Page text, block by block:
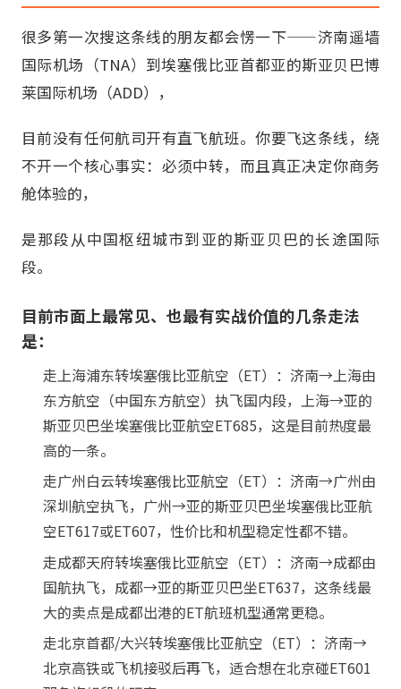
很多第一次搜这条线的朋友都会愣一下——济南遥墙
国际机场（TNA）到埃塞俄比亚首都亚的斯亚贝巴博
莱国际机场（ADD），
目前没有任何航司开有直飞航班。你要飞这条线，绕
不开一个核心事实：必须中转，而且真正决定你商务
舱体验的，
是那段从中国枢纽城市到亚的斯亚贝巴的长途国际
段。
目前市面上最常见、也最有实战价值的几条走法
是：
走上海浦东转埃塞俄比亚航空（ET）：济南→上海由
东方航空（中国东方航空）执飞国内段，上海→亚的
斯亚贝巴坐埃塞俄比亚航空ET685，这是目前热度最
高的一条。
走广州白云转埃塞俄比亚航空（ET）：济南→广州由
深圳航空执飞，广州→亚的斯亚贝巴坐埃塞俄比亚航
空ET617或ET607，性价比和机型稳定性都不错。
走成都天府转埃塞俄比亚航空（ET）：济南→成都由
国航执飞，成都→亚的斯亚贝巴坐ET637，这条线最
大的卖点是成都出港的ET航班机型通常更稳。
走北京首都/大兴转埃塞俄比亚航空（ET）：济南→
北京高铁或飞机接驳后再飞，适合想在北京碰ET601